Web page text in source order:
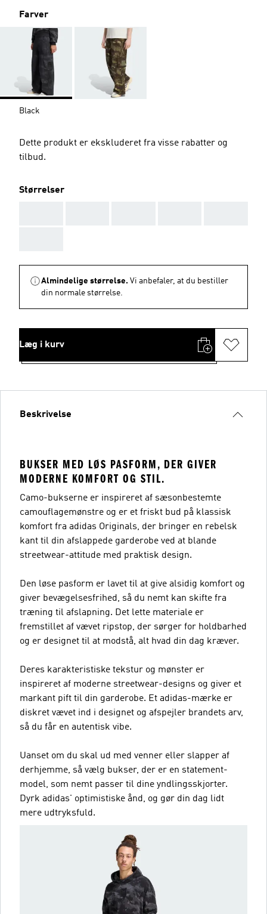
Farver
Black
Dette produkt er ekskluderet fra visse rabatter og
tilbud.
Størrelser
Almindelige størrelse. Vi anbefaler, at du bestiller
din normale størrelse.
Læg i kurv
Beskrivelse
BUKSER MED LØS PASFORM, DER GIVER
MODERNE KOMFORT OG STIL.
Camo-bukserne er inspireret af sæsonbestemte
camouflagemønstre og er et friskt bud på klassisk
komfort fra adidas Originals, der bringer en rebelsk
kant til din afslappede garderobe ved at blande
streetwear-attitude med praktisk design.
Den løse pasform er lavet til at give alsidig komfort og
giver bevægelsesfrihed, så du nemt kan skifte fra
træning til afslapning. Det lette materiale er
fremstillet af vævet ripstop, der sørger for holdbarhed
og er designet til at modstå, alt hvad din dag kræver.
Deres karakteristiske tekstur og mønster er
inspireret af moderne streetwear-designs og giver et
markant pift til din garderobe. Et adidas-mærke er
diskret vævet ind i designet og afspejler brandets arv,
så du får en autentisk vibe.
Uanset om du skal ud med venner eller slapper af
derhjemme, så vælg bukser, der er en statement-
model, som nemt passer til dine yndlingsskjorter.
Dyrk adidas' optimistiske ånd, og gør din dag lidt
mere udtryksfuld.